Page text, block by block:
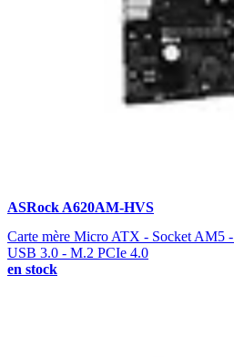
ASRock A620AM-HVS
Carte mère Micro ATX - Socket AM5
USB 3.0 - M.2 PCIe 4.0
en stock